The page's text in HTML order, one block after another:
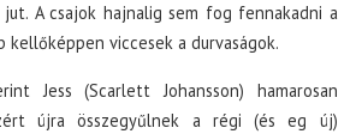
A csajok hajnalig sem fog fennakadni a
kellőképpen viccesek a durvaságok.
Jess (Scarlett Johansson) hamarosan
újra összegyűlnek a régi (és eg új)